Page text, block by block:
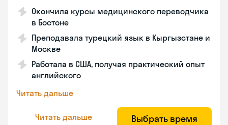
Окончила курсы медицинского переводчика
в Бостоне
Преподавала турецкий язык в Кыргызстане и
Москве
Работала в США, получая практический опыт
английского
Читать дальше
Читать дальше Выбрать время